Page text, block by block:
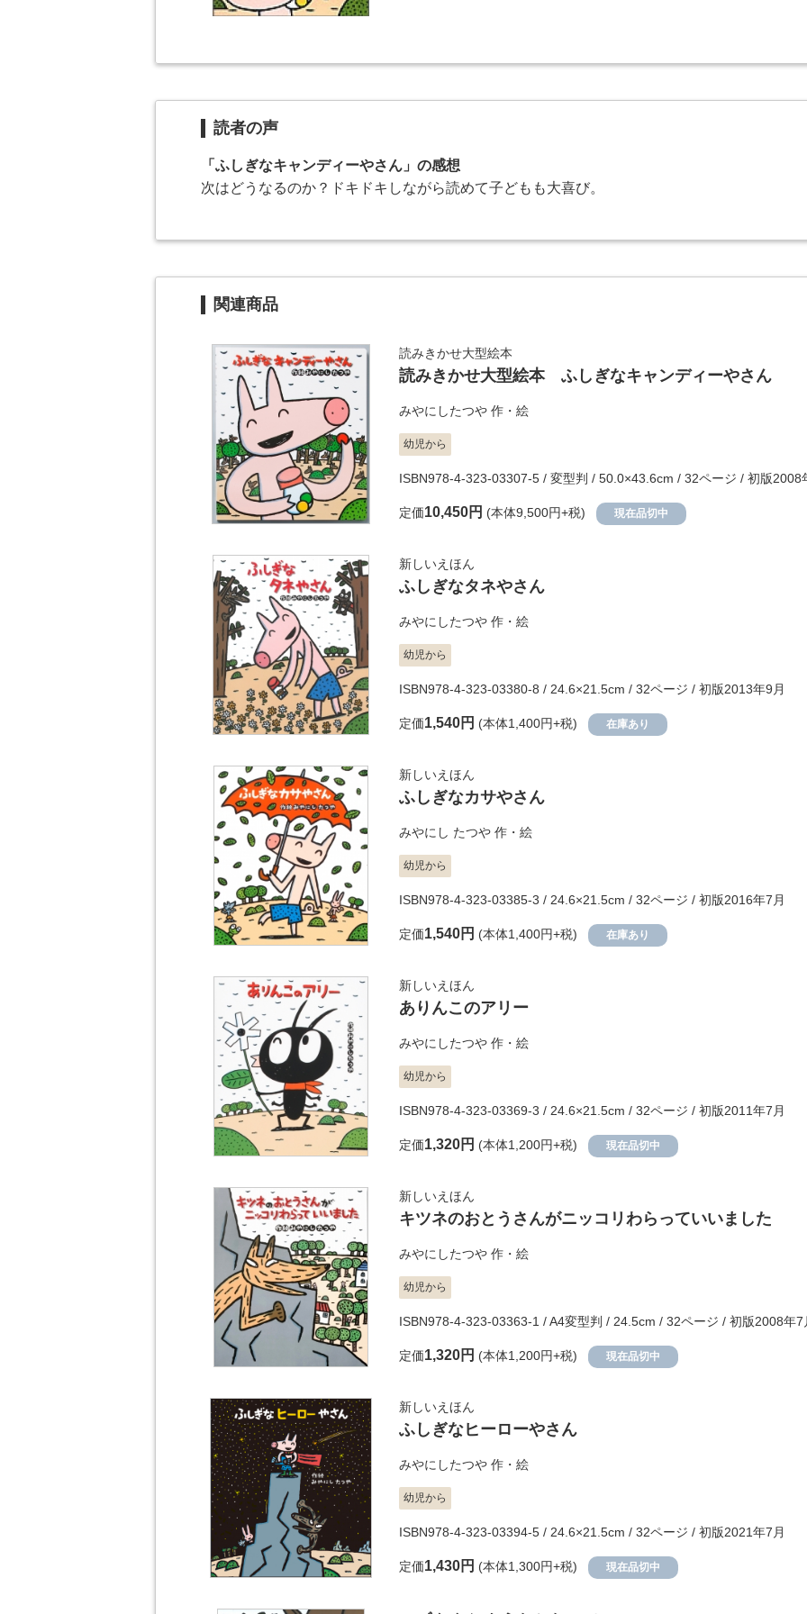
読者の声
「ふしぎなキャンディーやさん」の感想
次はどうなるのか？ドキドキしながら読めて子どもも大喜び。
関連商品
読みきかせ大型絵本
読みきかせ大型絵本 ふしぎなキャンディーやさん
みやにしたつや 作・絵
幼児から
ISBN978-4-323-03307-5 / 変型判 / 50.0×43.6cm / 32ページ / 初版2008
定価10,450円 (本体9,500円+税) 現在品切中
新しいえほん
ふしぎなタネやさん
みやにしたつや 作・絵
幼児から
ISBN978-4-323-03380-8 / 24.6×21.5cm / 32ページ / 初版2013年9月
定価1,540円 (本体1,400円+税) 在庫あり
新しいえほん
ふしぎなカサやさん
みやにし たつや 作・絵
幼児から
ISBN978-4-323-03385-3 / 24.6×21.5cm / 32ページ / 初版2016年7月
定価1,540円 (本体1,400円+税) 在庫あり
新しいえほん
ありんこのアリー
みやにしたつや 作・絵
幼児から
ISBN978-4-323-03369-3 / 24.6×21.5cm / 32ページ / 初版2011年7月
定価1,320円 (本体1,200円+税) 現在品切中
新しいえほん
キツネのおとうさんがニッコリわらっていいました
みやにしたつや 作・絵
幼児から
ISBN978-4-323-03363-1 / A4変型判 / 24.5cm / 32ページ / 初版2008年7
定価1,320円 (本体1,200円+税) 現在品切中
新しいえほん
ふしぎなヒーローやさん
みやにしたつや 作・絵
幼児から
ISBN978-4-323-03394-5 / 24.6×21.5cm / 32ページ / 初版2021年7月
定価1,430円 (本体1,300円+税) 現在品切中